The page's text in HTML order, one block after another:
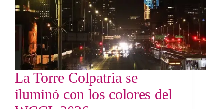
La Torre Colpatria se
iluminó con los colores del